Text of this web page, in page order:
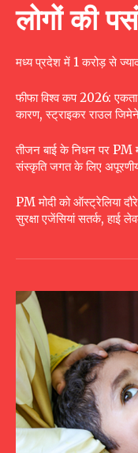
लोगों की
मध्य प्रदेश में 1 करोड़ से
फीफा विश्व कप 2026:
कारण, स्ट्राइकर राउल
तीजन बाई के निधन पर PM
संस्कृति जगत के लिए अपूरणीय
PM मोदी को ऑस्ट्रेलिया
सुरक्षा एजेंसियां सतर्क, हाई